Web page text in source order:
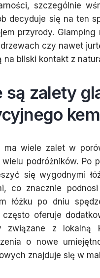
szczególnie
decyduje się na ten
przyrody.
czy nawet
na bliski kontakt z
są zalety
ma wiele zalet w
podróżników. Po
się wygodnymi
co znacznie
łóżku po dniu
często oferuje
związane z lokalną
o nowe
znajduje się w